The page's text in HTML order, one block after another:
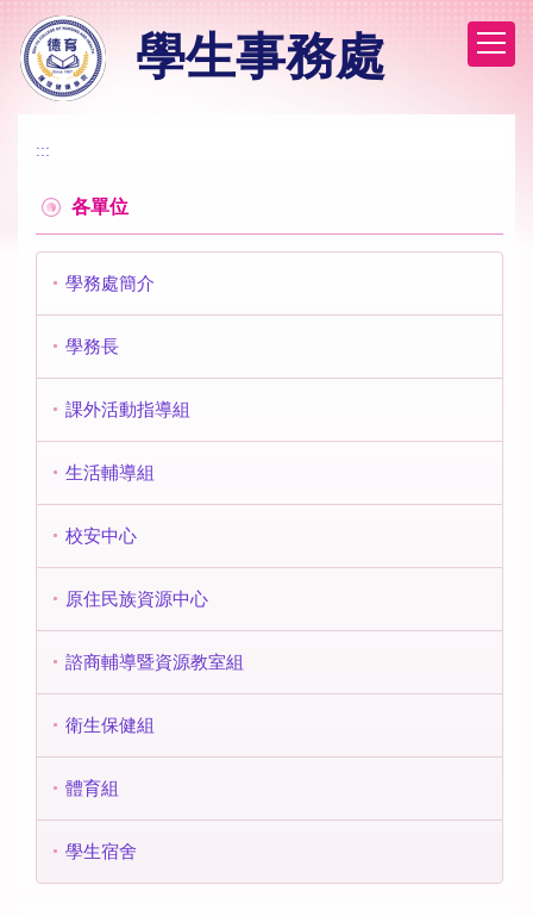
到
主
學生事務處
:::
各單位
學務處簡介
學務長
課外活動指導組
生活輔導組
校安中心
原住民族資源中心
諮商輔導暨資源教室組
衛生保健組
體育組
學生宿舍